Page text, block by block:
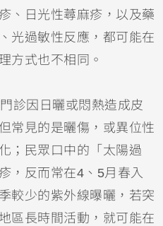
、日光性蕁麻疹 ，以及藥
光過敏性反應，都可能在
方式也不相同。
診因日曬或悶熱造成皮
常見的是曬傷，或異位性
；民眾口中的「太陽過
反而常在4、5月春入
較少的紫外線曝曬，若突
區長時間活動，就可能在